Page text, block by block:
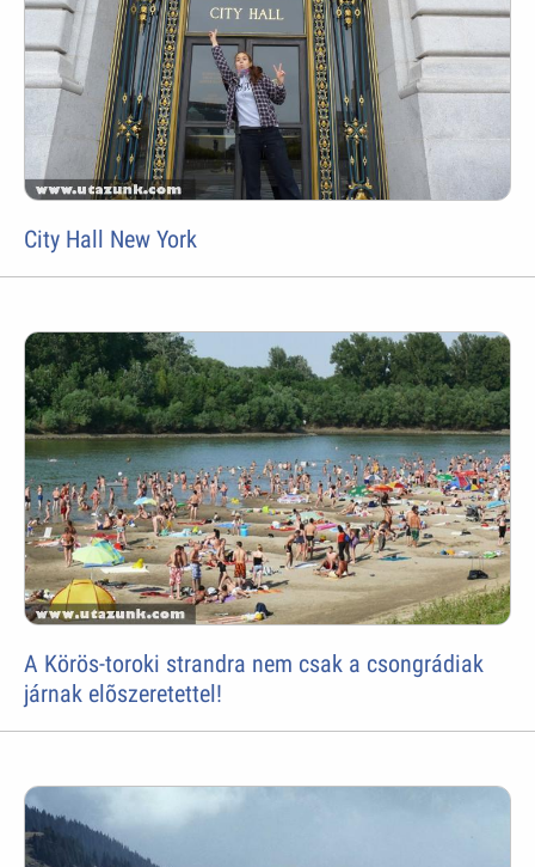
City Hall New York
A Körös-toroki strandra nem csak a csongrádiak
járnak elõszeretettel!